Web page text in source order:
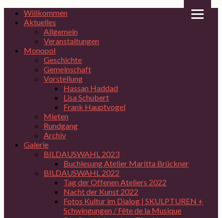
Willkommen
Aktuelles
Allgemein
Veranstaltungen
Monopol
Geschichte
Gemeinschaft
Vorstellung
Hassan Haddad
Lisa Schubert
Frank Hauptvogel
Mieten
Rundgang
Archiv
Galerie
BILDAUSWAHL 2023
Buchlesung Atelier Maritta Brückner
BILDAUSWAHL 2022
Tag der Offenen Ateliers 2022
Nacht der Kunst 2022
Fotos Kultur im Dialog | SKULPTUREN +
Schwingungen / Fête de la Musique